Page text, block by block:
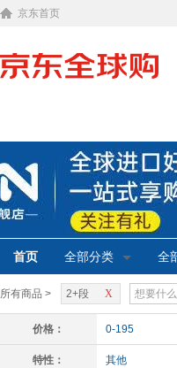
京东首页
首页 全部分类 全
所有商品 > X
2+段
价格： 0-195
特性： 其他